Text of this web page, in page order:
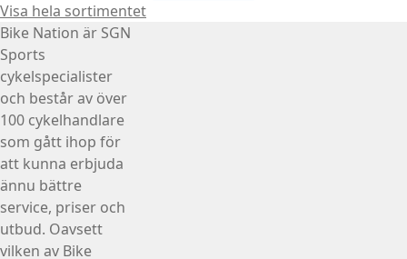
Visa hela sortimentet
Bike Nation är SGN
Sports
cykelspecialister
och består av över
100 cykelhandlare
som gått ihop för
att kunna erbjuda
ännu bättre
service, priser och
utbud. Oavsett
vilken av Bike